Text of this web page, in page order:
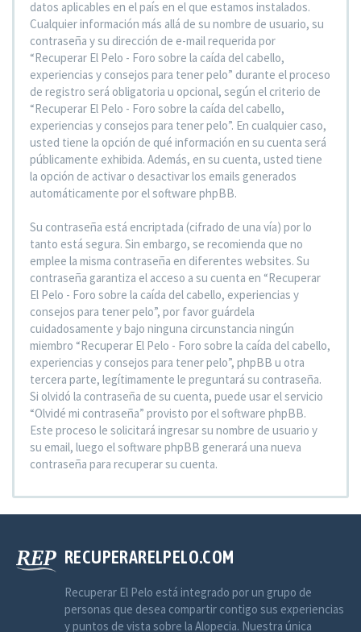
datos aplicables en el país en el que estamos instalados.
Cualquier información más allá de su nombre de usuario, su
contraseña y su dirección de e-mail requerida por
“Recuperar El Pelo - Foro sobre la caída del cabello,
experiencias y consejos para tener pelo” durante el proceso
de registro será obligatoria u opcional, según el criterio de
“Recuperar El Pelo - Foro sobre la caída del cabello,
experiencias y consejos para tener pelo”. En cualquier caso,
usted tiene la opción de qué información en su cuenta será
públicamente exhibida. Además, en su cuenta, usted tiene
la opción de activar o desactivar los emails generados
automáticamente por el software phpBB.
Su contraseña está encriptada (cifrado de una vía) por lo
tanto está segura. Sin embargo, se recomienda que no
emplee la misma contraseña en diferentes websites. Su
contraseña garantiza el acceso a su cuenta en “Recuperar
El Pelo - Foro sobre la caída del cabello, experiencias y
consejos para tener pelo”, por favor guárdela
cuidadosamente y bajo ninguna circunstancia ningún
miembro “Recuperar El Pelo - Foro sobre la caída del cabello,
experiencias y consejos para tener pelo”, phpBB u otra
tercera parte, legítimamente le preguntará su contraseña.
Si olvidó la contraseña de su cuenta, puede usar el servicio
“Olvidé mi contraseña” provisto por el software phpBB.
Este proceso le solicitará ingresar su nombre de usuario y
su email, luego el software phpBB generará una nueva
contraseña para recuperar su cuenta.
RECUPERARELPELO.COM
Recuperar El Pelo está integrado por un grupo de
personas que desea compartir contigo sus experiencias
y puntos de vista sobre la Alopecia. Nuestra única